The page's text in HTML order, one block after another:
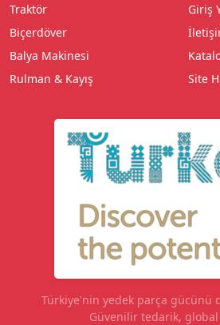
Traktör
Biçerdöver
Balya Makinesi
Rulman & Kayış
Giriş
Site
Türkiye'nin yedek parça gücünü
Güvenilir tedarik,